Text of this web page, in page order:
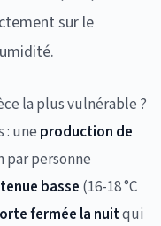
sur le
la plus vulnérable ?
une production de
par personne
basse (16-18 °C
fermée la nuitqui